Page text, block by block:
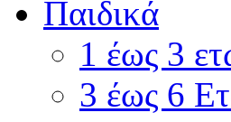
Παιδικά
1 έως 3
3 έως 6